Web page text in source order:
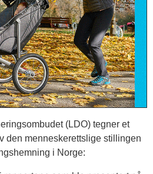
(LDO) tegner et
den menneskerettslige stillingen
i Norge: